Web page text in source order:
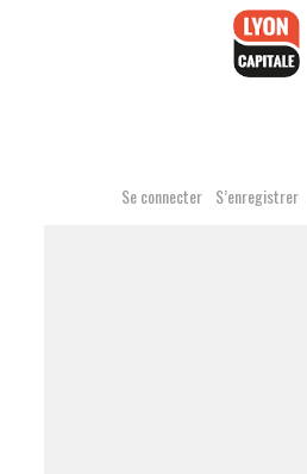
Se connecter S’enregistrer